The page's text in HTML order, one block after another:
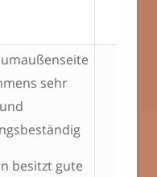
sehr
besitzt gute